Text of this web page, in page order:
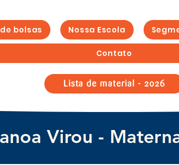
bolsas Nossa Escola
Contato
Lista de material - 2026
Virou -